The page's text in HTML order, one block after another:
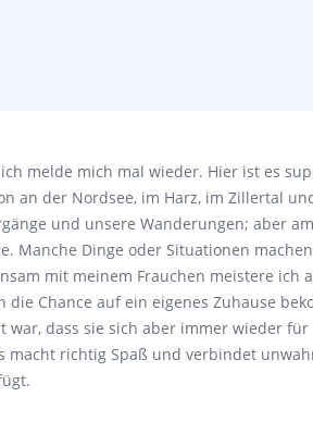
melde mich mal wieder. Hier ist es
an der Nordsee, im Harz, im Zillertal
und unsere Wanderungen; aber
Manche Dinge oder Situationen
mit meinem Frauchen meistere ich
Chance auf ein eigenes Zuhause
dass sie sich aber immer wieder für
macht richtig Spaß und verbindet